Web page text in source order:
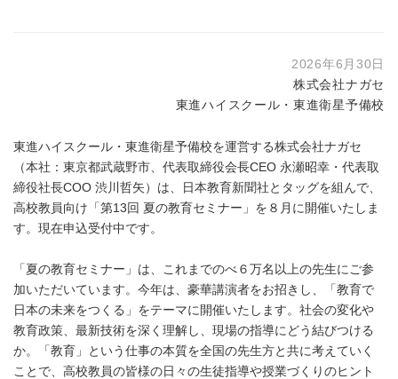
2026年6月30日
株式会社ナガセ
東進ハイスクール・東進衛星予備校
東進ハイスクール・東進衛星予備校を運営する株式会社ナガセ
（本社：東京都武蔵野市、代表取締役会長CEO 永瀬昭幸・代表取
締役社長COO 渋川哲矢）は、日本教育新聞社とタッグを組んで、
高校教員向け「第13回 夏の教育セミナー」を８月に開催いたしま
す。現在申込受付中です。
「夏の教育セミナー」は、これまでのべ６万名以上の先生にご参
加いただいています。今年は、豪華講演者をお招きし、「教育で
日本の未来をつくる」をテーマに開催いたします。社会の変化や
教育政策、最新技術を深く理解し、現場の指導にどう結びつける
か。「教育」という仕事の本質を全国の先生方と共に考えていく
ことで、高校教員の皆様の日々の生徒指導や授業づくりのヒント